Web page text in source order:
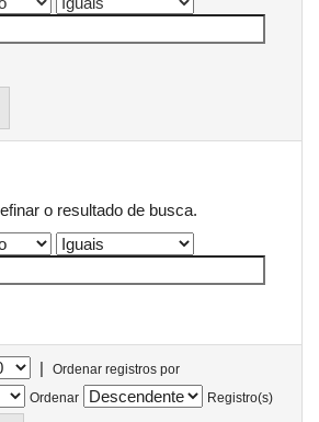
o resultado de busca.
|
Ordenar registros por
Ordenar
Registro(s)